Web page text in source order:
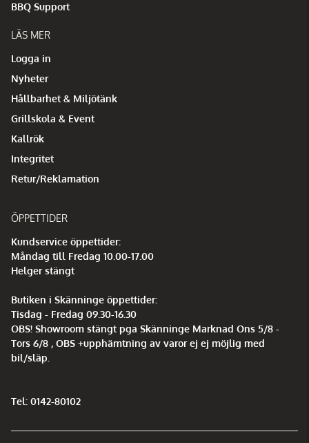
BBQ Support
LÄS MER
Logga in
Nyheter
Hållbarhet & Miljötänk
Grillskola & Event
Kallrök
Integritet
Retur/Reklamation
ÖPPETTIDER
Kundservice öppettider:
Måndag till Fredag 10.00-17.00
Helger stängt
Butiken i Skänninge öppettider:
Tisdag - Fredag 09.30-16.30
OBS! Showroom stängt pga Skänninge Marknad Ons 5/8 -
Tors 6/8 , OBS +upphämtning av varor ej ej möjlig med
bil/släp.
Tel: 0142-80102